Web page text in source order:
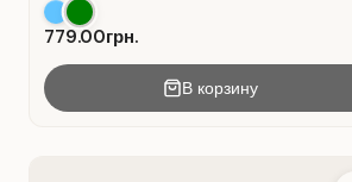
779.00грн.
В корзину